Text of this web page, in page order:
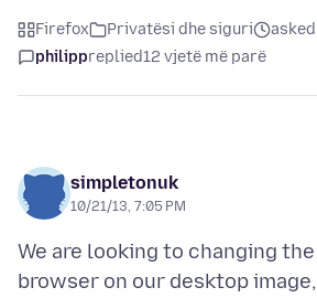
Firefox Privatësi dhe siguri
philippreplied12 vjetë më parë
simpletonuk
10/21/13, 7:05 PM
We are looking to changing
browser on our desktop